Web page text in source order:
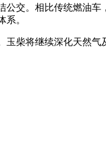
交。相比传统燃油
。
柴将继续深化天然